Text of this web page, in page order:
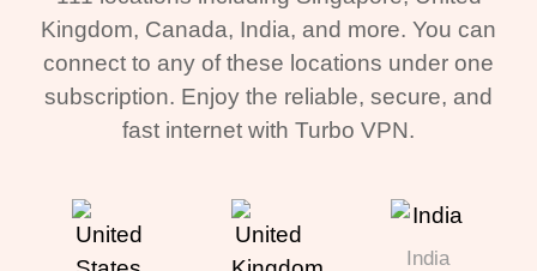
Kingdom, Canada, India, and more. You can
connect to any of these locations under one
subscription. Enjoy the reliable, secure, and
fast internet with Turbo VPN.
India